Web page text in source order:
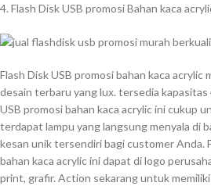
4. Flash Disk USB promosi Bahan kaca
Flash Disk USB promosi bahan kaca acrylic
desain terbaru yang lux. tersedia kapasitas
USB promosi bahan kaca acrylic ini cukup
terdapat lampu yang langsung menyala di
kesan unik tersendiri bagi customer Anda.
bahan kaca acrylic ini dapat di logo
print, grafir. Action sekarang untuk